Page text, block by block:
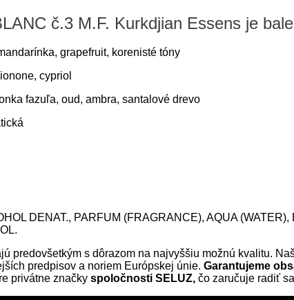
č.3 M.F. Kurkdjian Essens je
grapefruit, korenisté tóny
cypriol
fazuľa, oud, ambra, santalové drevo
DENAT., PARFUM (FRAGRANCE), AQUA
predovšetkým s dôrazom na najvyššiu možnú kvalitu.
predpisov a noriem Európskej únie. Garantujeme
privátne značky spoločnosti SELUZ, čo zaručuje radiť